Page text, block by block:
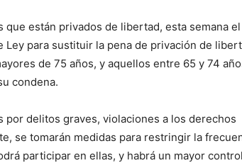
están privados de libertad, esta semana el
para sustituir la pena de privación de
de 75 años, y aquellos entre 65 y 74
condena.
delitos graves, violaciones a los derechos
se tomarán medidas para restringir la
participar en ellas, y habrá un mayor control